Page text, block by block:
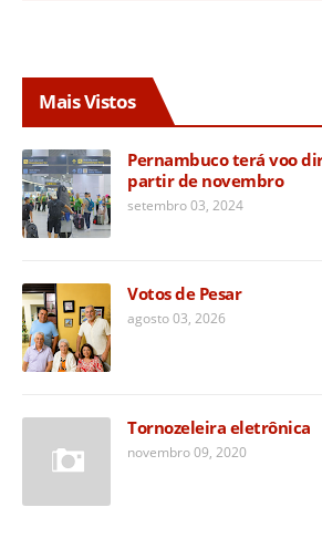
Mais Vistos
Pernambuco terá voo
partir de novembro
setembro 03, 2024
Votos de Pesar
agosto 03, 2026
Tornozeleira eletrônica
novembro 09, 2020